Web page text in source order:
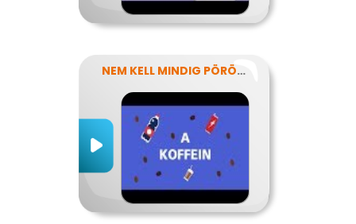
NEM KELL MINDIG PÖRÖGNI